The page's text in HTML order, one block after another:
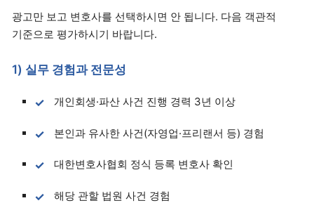
광고만 보고 변호사를 선택하시면 안 됩니다. 다음 객관적
기준으로 평가하시기 바랍니다.
1) 실무 경험과 전문성
개인회생·파산 사건 진행 경력 3년 이상
본인과 유사한 사건(자영업·프리랜서 등) 경험
대한변호사협회 정식 등록 변호사 확인
해당 관할 법원 사건 경험